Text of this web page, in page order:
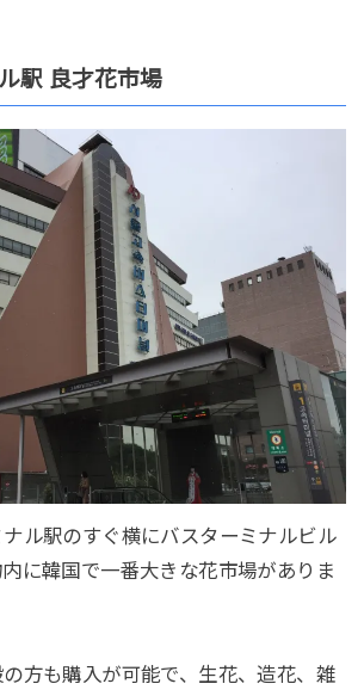
駅 良才花市場
ル駅のすぐ横にバスターミナルビル
に韓国で一番大きな花市場がありま
方も購入が可能で、生花、造花、雑